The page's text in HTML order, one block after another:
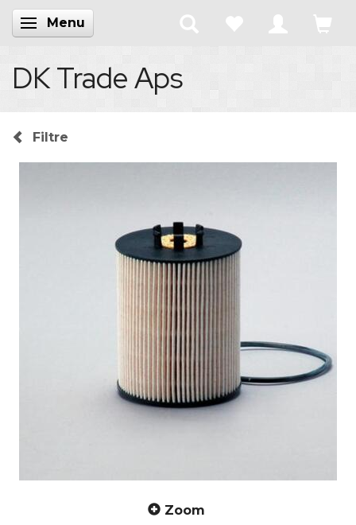
Skifte navigation
Menu
DK Trade Aps
Filtre
Zoom